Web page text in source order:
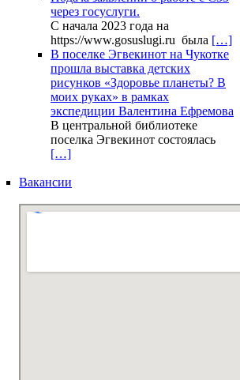
через госуслуги.
С начала 2023 года на
https://www.gosuslugi.ru была […]
В поселке Эгвекинот на Чукотке
прошла выставка детских
рисунков «Здоровье планеты? В
моих руках» в рамках
экспедиции Валентина Ефремова
В центральной библиотеке
поселка Эгвекинот состоялась
[…]
Вакансии